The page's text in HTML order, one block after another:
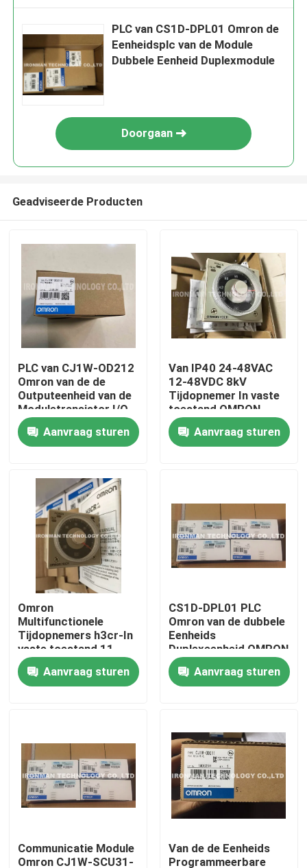
Producten
Ongeveer ons
Kwaliteitscontrole
Contacteer ons
Gevallen
Honeywell-PLC Module
PLC van CS1D-DPL01 Omron de
Eenheidsplc van de Module
Dubbele Eenheid Duplexmodule
Doorgaan
Geadviseerde Producten
PLC van CJ1W-OD212
Omron van de de
Outputeenheid van de
Moduletransistor I/O
Plc Module
Aanvraag sturen
Van IP40 24-48VAC
12-48VDC 8kV
Tijdopnemer In vaste
toestand OMRON
H3CR-A8-600
Aanvraag sturen
Omron
Multifunctionele
Tijdopnemers h3cr-In
vaste toestand 11
speld
Aanvraag sturen
CS1D-DPL01 PLC
Omron van de dubbele
Eenheids
Duplexeenheid OMRON
Aanvraag sturen
Communicatie Module
Omron CJ1W-SCU31-
Van de de Eenheids
Programmeerbare